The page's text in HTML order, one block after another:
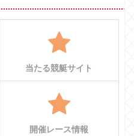
当たる競艇サイト
開催レース情報